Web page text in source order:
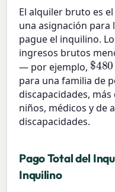
El alquiler bruto es
una asignación para
pague el inquilino.
ingresos brutos
— por ejemplo, $
para una familia de
discapacidades,
niños, médicos y de
discapacidades.
Pago Total del
Inquilino